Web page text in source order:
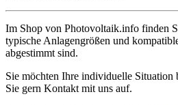
Im Shop von Photovoltaik.info finden
typische Anlagengrößen und
abgestimmt sind.
Sie möchten Ihre individuelle Situation
Sie gern Kontakt mit uns auf.